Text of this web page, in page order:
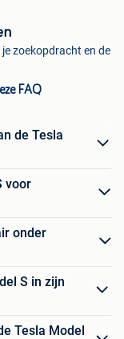
zoekopdracht en de
FAQ
de Tesla
voor
onder
S in zijn
Tesla Model